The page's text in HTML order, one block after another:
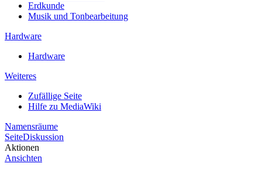
Erdkunde
Musik und Tonbearbeitung
Hardware
Hardware
Weiteres
Zufällige Seite
Hilfe zu MediaWiki
Namensräume
SeiteDiskussion
Aktionen
Ansichten